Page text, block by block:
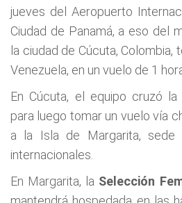
jueves del Aeropuerto
Ciudad de Panamá, a eso del
la ciudad de Cúcuta,
Venezuela, en un vuelo de 1
En Cúcuta, el equipo cruzó
para luego tomar un vuelo vía
a la Isla de Margarita,
internacionales.
En Margarita, la Selección